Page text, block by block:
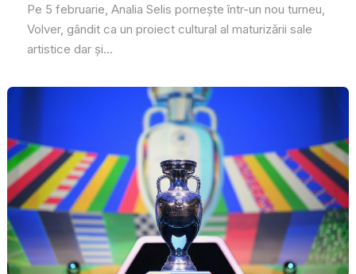
Pe 5 februarie, Analia Selis pornește într-un nou turneu,
Volver, gândit ca un proiect cultural al maturizării sale
artistice dar și...